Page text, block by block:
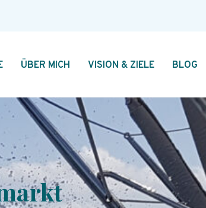
ÜBER MICH VISION & ZIELE BLOG